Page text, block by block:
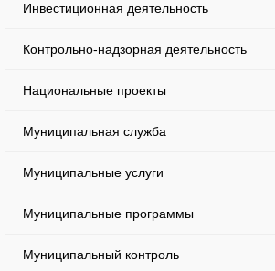
Инвестиционная деятельность
Контрольно-надзорная деятельность
Национальные проекты
Муниципальная служба
Муниципальные услуги
Муниципальные программы
Муниципальный контроль